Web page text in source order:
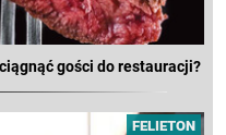
gości do restauracji?
FELIETON